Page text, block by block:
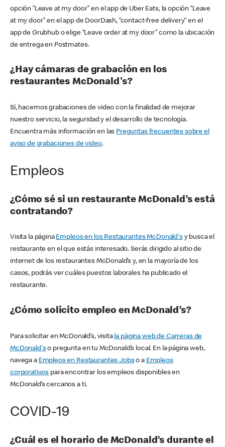
opción “Leave at my door” en el app de Uber Eats, la opción “Leave
at my door” en el app de DoorDash, “contact-free delivery” en el
app de Grubhub o elige “Leave order at my door” como la ubicación
de entrega en Postmates.
¿Hay cámaras de grabación en los
restaurantes McDonald's?
Sí, hacemos grabaciones de video con la finalidad de mejorar
nuestro servicio, la seguridad y el desarrollo de tecnología.
Encuentra más información en las Preguntas frecuentes sobre el
aviso de grabaciones de video.
Empleos
¿Cómo sé si un restaurante McDonald’s está
contratando?
Visita la página Empleos en los Restaurantes McDonald'sy busca el
restaurante en el que estás interesado. Serás dirigido al sitio de
internet de los restaurantes McDonald’s y, en la mayoría de los
casos, podrás ver cuáles puestos laborales ha publicado el
restaurante.
¿Cómo solicito empleo en McDonald’s?
Para solicitar en McDonald’s, visita la página web de Carreras de
McDonald'so pregunta en tu McDonald’s local. En la página web,
navega a Empleos en Restaurantes Jobso a Empleos
corporativos para encontrar los empleos disponibles en
McDonald’s cercanos a ti.
COVID-19
¿Cuál es el horario de McDonald’s durante el